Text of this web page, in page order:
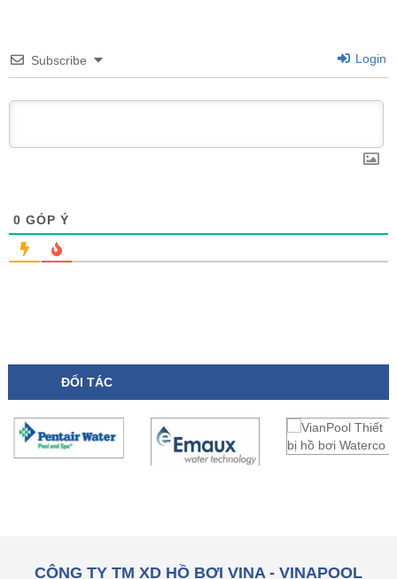
Subscribe Login
0 GÓP Ý
ĐỐI TÁC
CÔNG TY TM XD HỒ BƠI VINA - VINAPOOL